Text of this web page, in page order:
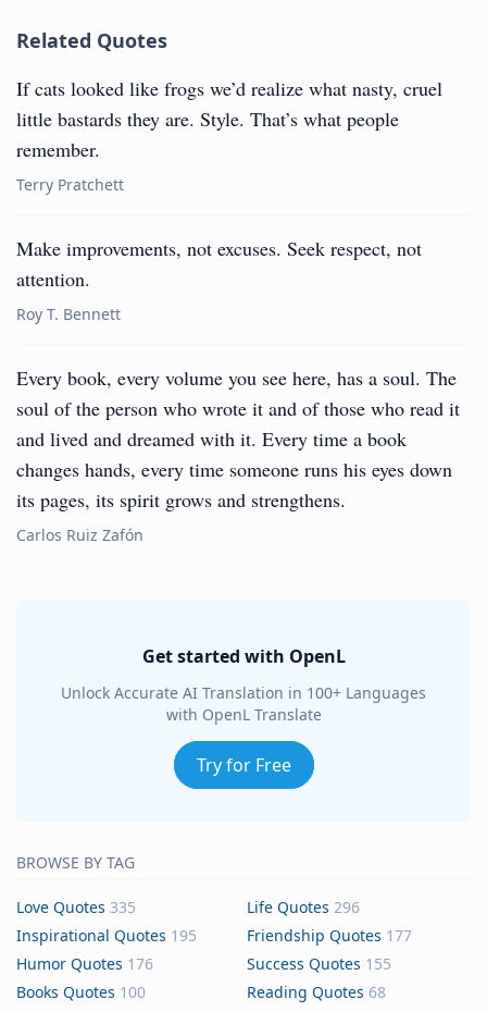
Related Quotes
If cats looked like frogs we’d realize what nasty, cruel
little bastards they are. Style. That’s what people
remember.
Terry Pratchett
Make improvements, not excuses. Seek respect, not
attention.
Roy T. Bennett
Every book, every volume you see here, has a soul. The
soul of the person who wrote it and of those who read it
and lived and dreamed with it. Every time a book
changes hands, every time someone runs his eyes down
its pages, its spirit grows and strengthens.
Carlos Ruiz Zafón
Get started with OpenL
Unlock Accurate AI Translation in 100+ Languages
with OpenL Translate
Try for Free
BROWSE BY TAG
Love Quotes 335 Life Quotes 296
Inspirational Quotes 195 Friendship Quotes 177
Humor Quotes 176 Success Quotes 155
Books Quotes 100 Reading Quotes 68